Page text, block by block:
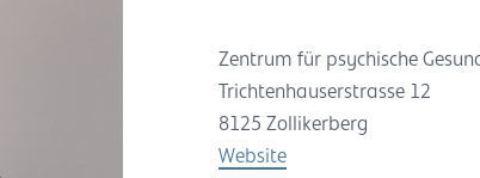
Zentrum für psychische
Trichtenhauserstrasse 12
8125 Zollikerberg
Website